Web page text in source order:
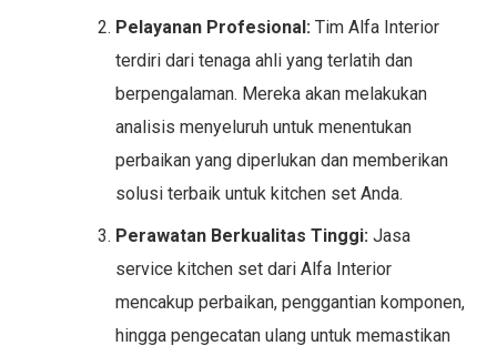
Pelayanan Profesional: Tim Alfa Interior
terdiri dari tenaga ahli yang terlatih dan
berpengalaman. Mereka akan melakukan
analisis menyeluruh untuk menentukan
perbaikan yang diperlukan dan memberikan
solusi terbaik untuk kitchen set Anda.
Perawatan Berkualitas Tinggi: Jasa
service kitchen set dari Alfa Interior
mencakup perbaikan, penggantian komponen,
hingga pengecatan ulang untuk memastikan